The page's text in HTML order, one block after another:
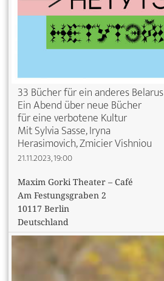
33 Bücher für ein anderes Belarus
Ein Abend über neue Bücher
für eine verbotene Kultur
Mit Sylvia Sasse, Iryna
Herasimovich, Zmicier Vishniou
21.11.2023, 19:00
Maxim Gorki Theater – Café
Am Festungsgraben 2
10117 Berlin
Deutschland